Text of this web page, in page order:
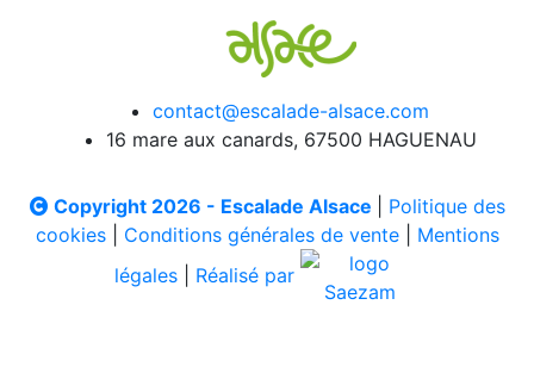
contact@escalade-alsace.com
16 mare aux canards, 67500 HAGUENAU
Copyright 2026 - Escalade Alsace
Politique des
cookies| Conditions générales de vente| Mentions
légales
Réalisé par